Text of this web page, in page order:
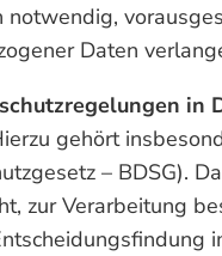
notwendig,
Daten
in
gehört
– BDSG).
zur Verarbeitung